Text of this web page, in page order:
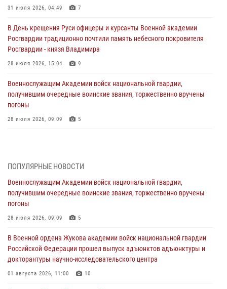
31 июля 2026, 04:49 7
В День крещения Руси офицеры и курсанты Военной академии
Росгвардии традиционно почтили память небесного покровителя
Росгвардии - князя Владимира
28 июля 2026, 15:04 9
Военнослужащим Академии войск национальной гвардии,
получившим очередные воинские звания, торжественно вручены
погоны
28 июля 2026, 09:09 5
27 июля 2026, 14:49 7
Военная академия информирует!
23 июля 2026, 04:51
Курсант Военной академии войск национальной гвардии принял
22 июля 2026, 09:41
Мастер‑класс по стрельбе: точность, тактика, профессионализм
20 июля 2026, 11:17
ПОПУЛЯРНЫЕ НОВОСТИ
Военнослужащим Академии войск национальной гвардии,
получившим очередные воинские звания, торжественно вручены
погоны
28 июля 2026, 09:09 5
В Военной ордена Жукова академии войск национальной гвардии
Российской Федерации прошел выпуск адъюнктов адъюнктуры и
докторантуры научно-исследовательского центра
01 августа 2026, 11:00 10